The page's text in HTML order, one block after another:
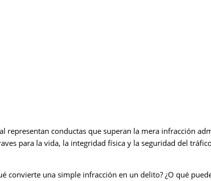
representan conductas que superan la mera infracción
para la vida, la integridad física y la seguridad del
convierte una simple infracción en un delito? ¿O qué